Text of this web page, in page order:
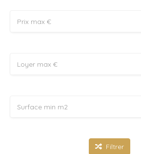
Filtrer